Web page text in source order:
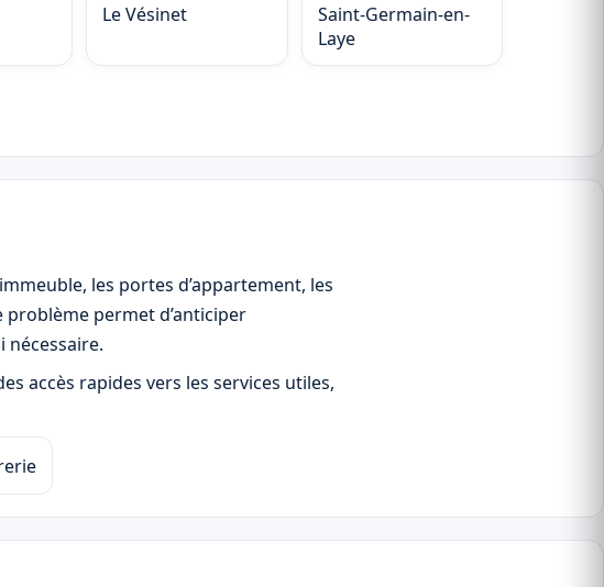
Le Vésinet
Saint-Germain-en-
Laye
les portes d’appartement, les
permet d’anticiper
nécessaire.
accès rapides vers les services utiles,